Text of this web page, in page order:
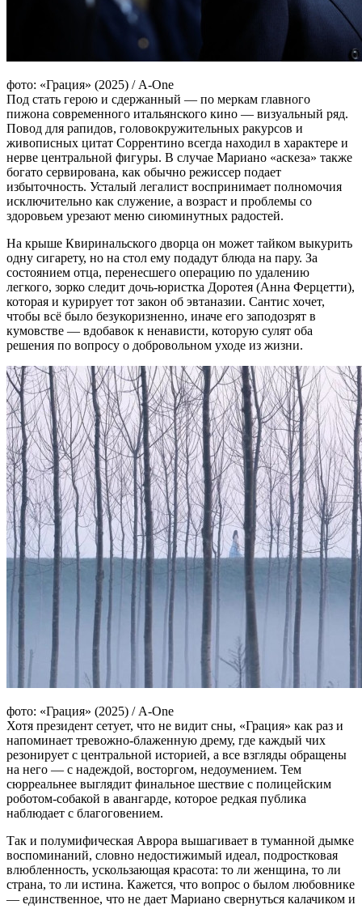
фото: «Грация» (2025) / A-One
Под стать герою и сдержанный — по меркам главного
пижона современного итальянского кино — визуальный ряд.
Повод для рапидов, головокружительных ракурсов и
живописных цитат Соррентино всегда находил в характере и
нерве центральной фигуры. В случае Мариано «аскеза» также
богато сервирована, как обычно режиссер подает
избыточность. Усталый легалист воспринимает полномочия
исключительно как служение, а возраст и проблемы со
здоровьем урезают меню сиюминутных радостей.
На крыше Квиринальского дворца он может тайком выкурить
одну сигарету, но на стол ему подадут блюда на пару. За
состоянием отца, перенесшего операцию по удалению
легкого, зорко следит дочь-юристка Доротея (Анна Ферцетти),
которая и курирует тот закон об эвтаназии. Сантис хочет,
чтобы всё было безукоризненно, иначе его заподозрят в
кумовстве — вдобавок к ненависти, которую сулят оба
решения по вопросу о добровольном уходе из жизни.
фото: «Грация» (2025) / A-One
Хотя президент сетует, что не видит сны, «Грация» как раз и
напоминает тревожно-блаженную дрему, где каждый чих
резонирует с центральной историей, а все взгляды обращены
на него — с надеждой, восторгом, недоумением. Тем
сюрреальнее выглядит финальное шествие с полицейским
роботом-собакой в авангарде, которое редкая публика
наблюдает с благоговением.
Так и полумифическая Аврора вышагивает в туманной дымке
воспоминаний, словно недостижимый идеал, подростковая
влюбленность, ускользающая красота: то ли женщина, то ли
страна, то ли истина. Кажется, что вопрос о былом любовнике
— единственное, что не дает Мариано свернуться калачиком и